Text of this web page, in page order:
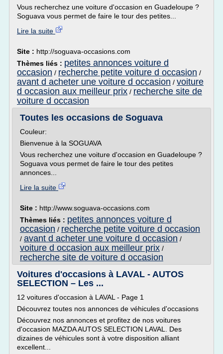
Vous recherchez une voiture d'occasion en Guadeloupe ?
Soguava vous permet de faire le tour des petites...
Lire la suite
Site : http://soguava-occasions.com
Thèmes liés : petites annonces voiture d
occasion / recherche petite voiture d occasion /
avant d acheter une voiture d occasion / voiture
d occasion aux meilleur prix / recherche site de
voiture d occasion
Toutes les occasions de Soguava
Couleur:
Bienvenue à la SOGUAVA
Vous recherchez une voiture d'occasion en Guadeloupe ?
Soguava vous permet de faire le tour des petites
annonces...
Lire la suite
Site : http://www.soguava-occasions.com
Thèmes liés : petites annonces voiture d
occasion / recherche petite voiture d occasion
/ avant d acheter une voiture d occasion /
voiture d occasion aux meilleur prix /
recherche site de voiture d occasion
Voitures d'occasions à LAVAL - AUTOS
SELECTION – Les ...
12 voitures d'occasion à LAVAL - Page 1
Découvrez toutes nos annonces de véhicules d'occasions
Découvrez nos annonces et profitez de nos voitures
d'occasion MAZDA AUTOS SELECTION LAVAL. Des
dizaines de véhicules sont à votre disposition alliant
excellent...